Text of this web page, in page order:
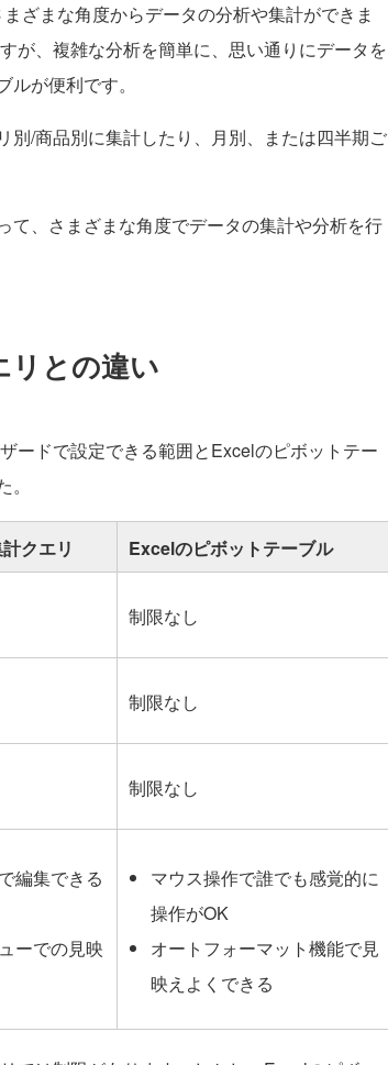
ざまな角度からデータの分析や集計ができま
が、複雑な分析を簡単に、思い通りにデータを
が便利です。
/商品別に集計したり、月別、または四半期ご
、さまざまな角度でデータの集計や分析を行
との違い
ードで設定できる範囲とExcelのピボットテー
クエリ
Excelのピボットテーブル
制限なし
制限なし
制限なし
編集できる
ーでの見映
マウス操作で誰でも感覚的に
操作がOK
オートフォーマット機能で見
映えよくできる